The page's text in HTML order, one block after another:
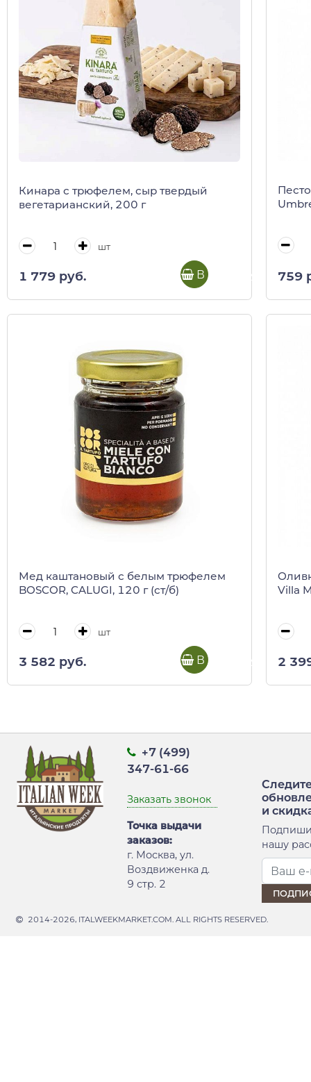
Кинара с трюфелем, сыр твердый
вегетарианский, 200 г
шт
1 779 руб. В корзину 759
Мед каштановый с белым трюфелем
BOSCOR, CALUGI, 120 г (ст/б)
шт
3 582 руб. В корзину
Villa
2
+7 (499)
347-61-66
Заказать звонок
Точка выдачи
заказов:
г. Москва, ул.
Воздвиженка д.
9 стр. 2
и
нашу
2014-2026, ITALWEEKMARKET.COM. ALL RIGHTS RESERVED.